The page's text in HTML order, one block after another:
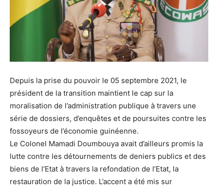
Depuis la prise du pouvoir le 05 septembre 2021, le
président de la transition maintient le cap sur la
moralisation de l’administration publique à travers une
série de dossiers, d’enquêtes et de poursuites contre les
fossoyeurs de l’économie guinéenne.
Le Colonel Mamadi Doumbouya avait d’ailleurs promis la
lutte contre les détournements de deniers publics et des
biens de l’Etat à travers la refondation de l’Etat, la
restauration de la justice. L’accent a été mis sur